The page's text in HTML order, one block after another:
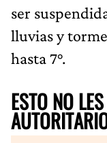
ser
lluvias y
hasta 7°.
ESTO NO